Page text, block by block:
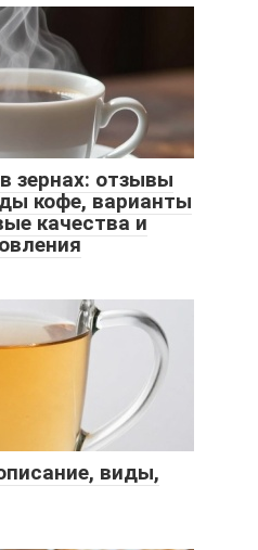
зернах: отзывы
кофе, варианты
качества и
виды,